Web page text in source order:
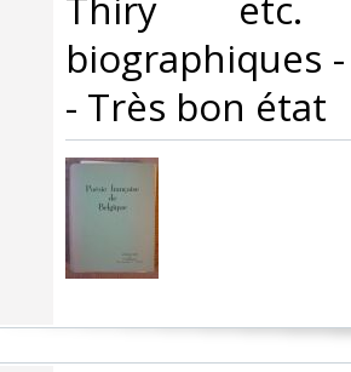
biographiques
- Très bon état‎